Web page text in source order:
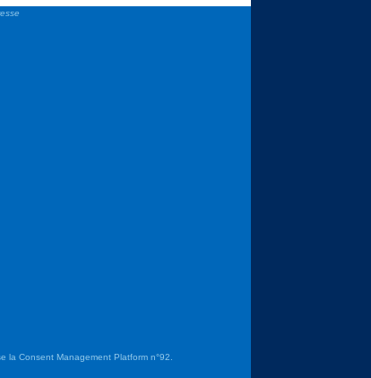
la Consent Management Platform n°92.